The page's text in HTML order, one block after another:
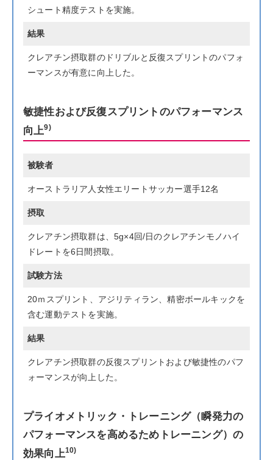
シュート精度テストを実施。
結果
クレアチン摂取群のドリブルと反復スプリントのパフォ
ーマンスが有意に向上した。
敏捷性および反復スプリントのパフォーマンス
向上9)
被験者
オーストラリア人女性エリートサッカー選手12名
摂取
クレアチン摂取群は、5g×4回/日のクレアチンモノハイ
ドレートを6日間摂取。
試験方法
20ｍスプリント、アジリティラン、精密ボールキックを
含む運動テストを実施。
結果
クレアチン摂取群の反復スプリントおよび敏捷性のパフ
ォーマンスが向上した。
プライオメトリック・トレーニング（瞬発力の
パフォーマンスを高めるためトレーニング）の
効果向上10)